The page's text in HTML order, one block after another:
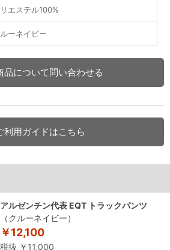
エステル100%
ーネイビー
品について問い合わせる
利用ガイドはこちら
アルゼンチン代表 EQT トラックパンツ
（クルーネイビー）
￥12,100
税抜 ￥11,000